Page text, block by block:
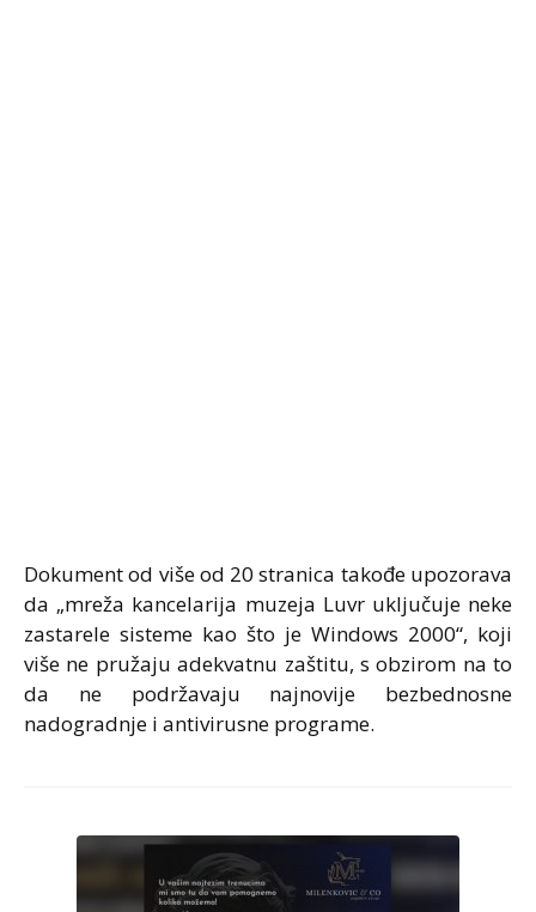
Dokument od više od 20 stranica takođe upozorava
da „mreža kancelarija muzeja Luvr uključuje neke
zastarele sisteme kao što je Windows 2000“, koji
više ne pružaju adekvatnu zaštitu, s obzirom na to
da ne podržavaju najnovije bezbednosne
nadogradnje i antivirusne programe.